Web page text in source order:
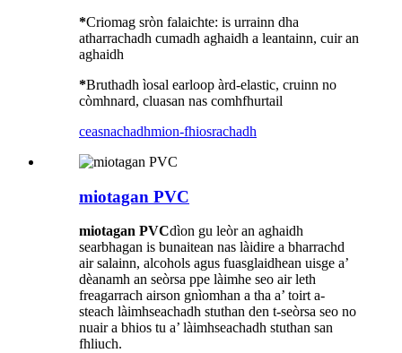
*Criomag sròn falaichte: is urrainn dha
atharrachadh cumadh aghaidh a leantainn, cuir an
aghaidh
*Bruthadh ìosal earloop àrd-elastic, cruinn no
còmhnard, cluasan nas comhfhurtail
ceasnachadhmion-fhiosrachadh
miotagan PVC
miotagan PVCdìon gu leòr an aghaidh
searbhagan is bunaitean nas làidire a bharrachd
air salainn, alcohols agus fuasglaidhean uisge a’
dèanamh an seòrsa ppe làimhe seo air leth
freagarrach airson gnìomhan a tha a’ toirt a-
steach làimhseachadh stuthan den t-seòrsa seo no
nuair a bhios tu a’ làimhseachadh stuthan san
fhliuch.